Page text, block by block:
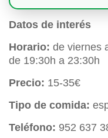
Datos de interés
Horario: de viernes
de 19:30h a 23:30h
Precio: 15-35€
Tipo de comida:
Teléfono: 952 637